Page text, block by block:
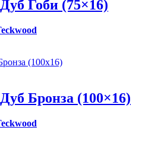
Гоби (75×16)
Бронза (100×16)